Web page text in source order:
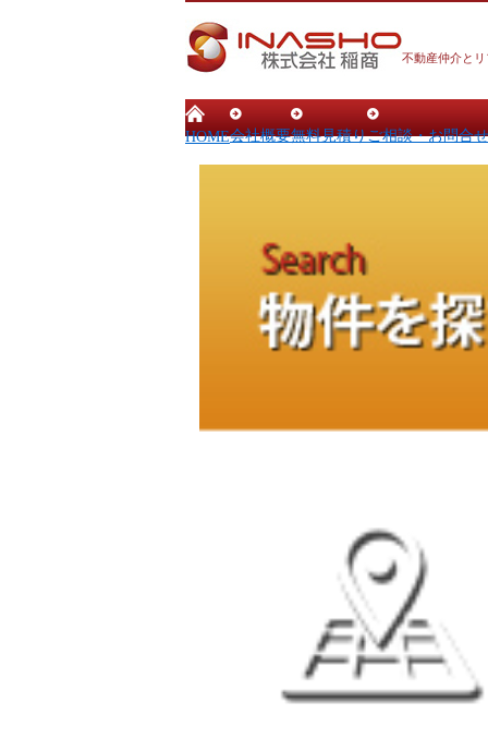
不動産仲介と
HOME会社概要無料見積りご相談・お問合せ